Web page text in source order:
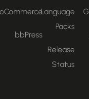
Language
Packs
Release
Status
WooCommerce
bbPress